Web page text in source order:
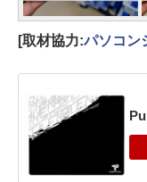
[取材協力:パソコン